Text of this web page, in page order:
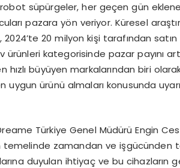
süpürgeler, her geçen gün
pazara yön veriyor. Küresel
20 milyon kişi tarafından satın
ürünleri kategorisinde pazar payını
büyüyen markalarından biri
uygun ürünü almaları konusunda
Türkiye Genel Müdürü Engin
zamandan ve işgücünden
duyulan ihtiyaç ve bu cihazların